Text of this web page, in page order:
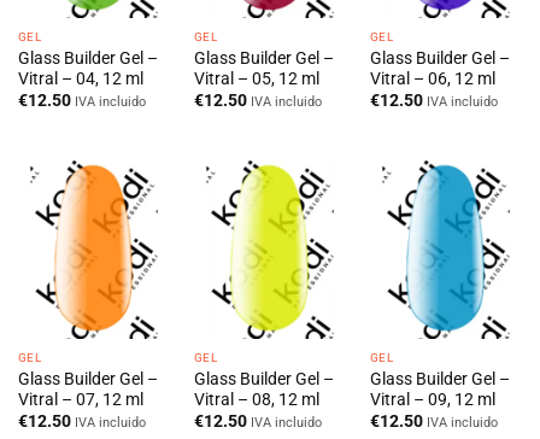
GEL
Glass Builder Gel –
Vitral – 04, 12 ml
€12.50 IVA incluido
GEL
Glass Builder Gel –
Vitral – 05, 12 ml
€12.50 IVA incluido
GEL
Glass Builder Gel –
Vitral – 06, 12 ml
€12.50 IVA incluido
GEL
Glass Builder Gel –
Vitral – 07, 12 ml
€12.50 IVA incluido
GEL
Glass Builder Gel –
Vitral – 08, 12 ml
€12.50 IVA incluido
GEL
Glass Builder Gel –
Vitral – 09, 12 ml
€12.50 IVA incluido